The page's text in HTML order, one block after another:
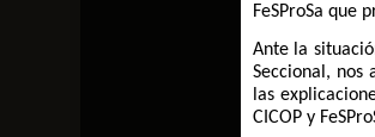
FeSProSa que
Ante la
Seccional, nos
las
CICOP y